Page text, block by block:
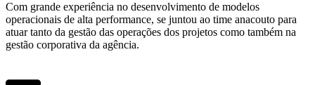
Com grande experiência no desenvolvimento de modelos
operacionais de alta performance, se juntou ao time anacouto para
atuar tanto da gestão das operações dos projetos como também na
gestão corporativa da agência.